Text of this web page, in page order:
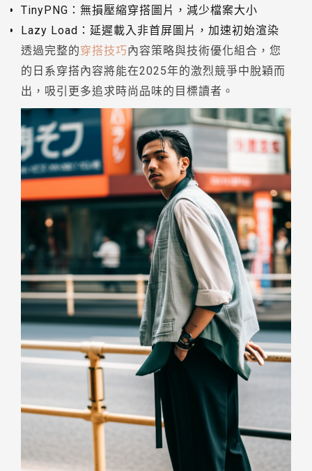
TinyPNG：無損壓縮穿搭圖片，減少檔案大小
Lazy Load：延遲載入非首屏圖片，加速初始渲染
透過完整的穿搭技巧內容策略與技術優化組合，您
的日系穿搭內容將能在2025年的激烈競爭中脫穎而
出，吸引更多追求時尚品味的目標讀者。